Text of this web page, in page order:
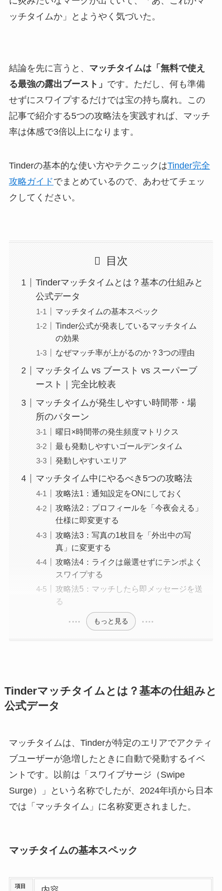
ッチタイムか」とようやく気づいた。
結論を先に言うと、 マッチタイムは「無料で使え
る最強の露出ブースト」 です。ただし、何も準備
せずにスワイプするだけでは宝の持ち腐れ。この
記事で紹介する5つの攻略法を実践すれば、マッチ
率は体感で3倍以上になります。
Tinderの基本的な使い方やテクニックはTinder完全
攻略ガイドでまとめているので、あわせてチェッ
クしてください。
目次
Tinderマッチタイムとは？基本の仕組みと
公式データ
マッチタイムの基本スペック
Tinder公式が発表しているマッチタイム
の効果
なぜマッチ率が上がるのか？3つの理由
マッチタイム vs ブースト vs スーパーブ
ースト｜完全比較表
マッチタイムが発生しやすい時間帯・場
所のパターン
曜日×時間帯の発生頻度マトリクス
最も発動しやすいゴールデンタイム
発動しやすいエリア
マッチタイム中にやるべき5つの攻略法
攻略法1：通知設定をONにしておく
攻略法2：プロフィールを「今夜会える」
仕様に即変更する
攻略法3：写真の1枚目を「外出中の写
真」に変更する
攻略法4：ライクは厳選せずにテンポよく
スワイプする
攻略法5：マッチしたら即メッセージを送
る
もっと見る
Tinderマッチタイムとは？基本の仕組みと
公式データ
マッチタイムは、Tinderが特定のエリアでアクティ
ブユーザーが急増したときに自動で発動するイベ
ントです。以前は「スワイプサージ（Swipe
Surge）」という名称でしたが、2024年頃から日本
では「マッチタイム」に名称変更されました。
マッチタイムの基本スペック
項目